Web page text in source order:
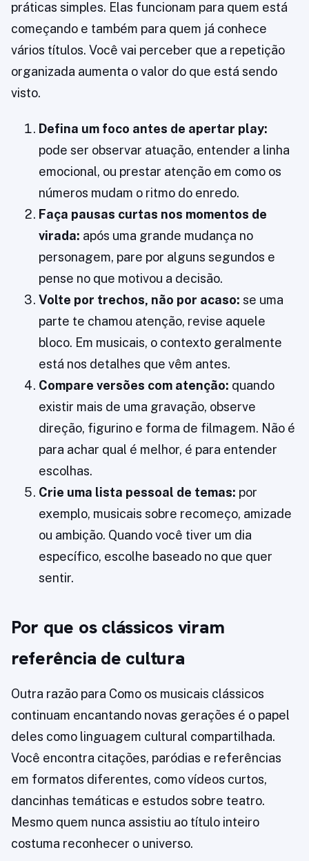
práticas simples. Elas funcionam para quem está
começando e também para quem já conhece
vários títulos. Você vai perceber que a repetição
organizada aumenta o valor do que está sendo
visto.
Defina um foco antes de apertar play:
pode ser observar atuação, entender a linha
emocional, ou prestar atenção em como os
números mudam o ritmo do enredo.
Faça pausas curtas nos momentos de
virada: após uma grande mudança no
personagem, pare por alguns segundos e
pense no que motivou a decisão.
Volte por trechos, não por acaso: se uma
parte te chamou atenção, revise aquele
bloco. Em musicais, o contexto geralmente
está nos detalhes que vêm antes.
Compare versões com atenção: quando
existir mais de uma gravação, observe
direção, figurino e forma de filmagem. Não é
para achar qual é melhor, é para entender
escolhas.
Crie uma lista pessoal de temas: por
exemplo, musicais sobre recomeço, amizade
ou ambição. Quando você tiver um dia
específico, escolhe baseado no que quer
sentir.
Por que os clássicos viram
referência de cultura
Outra razão para Como os musicais clássicos
continuam encantando novas gerações é o papel
deles como linguagem cultural compartilhada.
Você encontra citações, paródias e referências
em formatos diferentes, como vídeos curtos,
dancinhas temáticas e estudos sobre teatro.
Mesmo quem nunca assistiu ao título inteiro
costuma reconhecer o universo.